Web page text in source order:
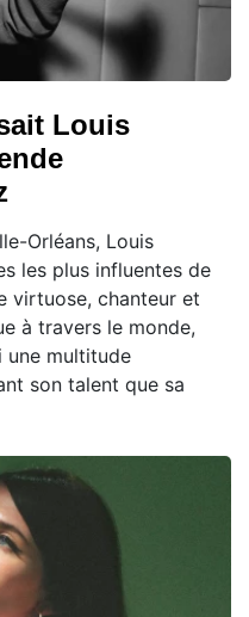
Louis
Orléans, Louis
les plus influentes de
virtuose, chanteur et
à travers le monde,
une multitude
son talent que sa